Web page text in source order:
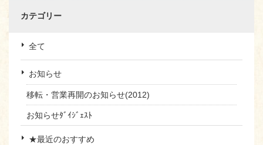
カテゴリー
全て
お知らせ
移転・営業再開のお知らせ(2012)
お知らせﾀﾞｲｼﾞｪｽﾄ
★最近のおすすめ